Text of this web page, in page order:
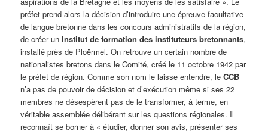
préfet prend alors la décision d’introduire une épreuve facultative
de langue bretonne dans les concours administratifs de la région,
de créer unInstitut de formation des instituteurs bretonnants,
installé près de Ploërmel. On retrouve un certain nombre de
nationalistes bretons dans le Comité, créé le 11 octobre 1942 par
le préfet de région. Comme son nom le laisse entendre, leCCB
n’a pas de pouvoir de décision et d’exécution même si ses 22
membres ne désespèrent pas de le transformer, à terme, en
véritable assemblée délibérant sur les questions régionales. Il
reconnaît se borner à « étudier, donner son avis, présenter ses